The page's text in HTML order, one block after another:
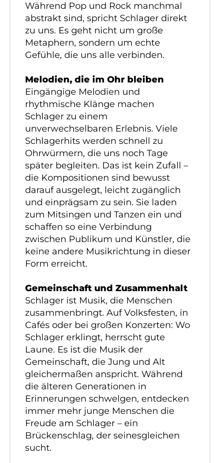
Während Pop und Rock manchmal
abstrakt sind, spricht Schlager direkt
zu uns. Es geht nicht um große
Metaphern, sondern um echte
Gefühle, die uns alle verbinden.
Melodien, die im Ohr bleiben
Eingängige Melodien und
rhythmische Klänge machen
Schlager zu einem
unverwechselbaren Erlebnis. Viele
Schlagerhits werden schnell zu
Ohrwürmern, die uns noch Tage
später begleiten. Das ist kein Zufall –
die Kompositionen sind bewusst
darauf ausgelegt, leicht zugänglich
und einprägsam zu sein. Sie laden
zum Mitsingen und Tanzen ein und
schaffen so eine Verbindung
zwischen Publikum und Künstler, die
keine andere Musikrichtung in dieser
Form erreicht.
Gemeinschaft und Zusammenhalt
Schlager ist Musik, die Menschen
zusammenbringt. Auf Volksfesten, in
Cafés oder bei großen Konzerten: Wo
Schlager erklingt, herrscht gute
Laune. Es ist die Musik der
Gemeinschaft, die Jung und Alt
gleichermaßen anspricht. Während
die älteren Generationen in
Erinnerungen schwelgen, entdecken
immer mehr junge Menschen die
Freude am Schlager – ein
Brückenschlag, der seinesgleichen
sucht.